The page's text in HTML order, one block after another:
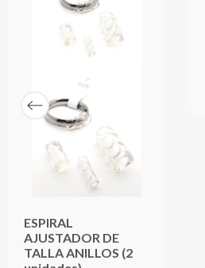
ESPIRAL
AJUSTADOR DE
TALLA ANILLOS (2